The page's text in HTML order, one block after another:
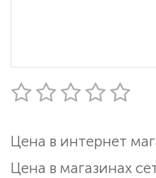
Цена в интернет
Цена в магазинах